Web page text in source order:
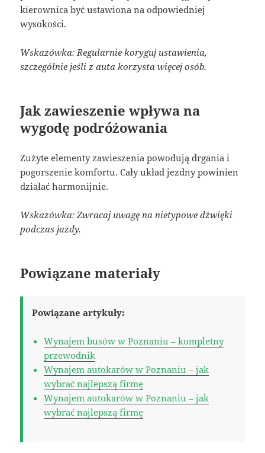
kierownica być ustawiona na odpowiedniej
wysokości.
Wskazówka: Regularnie koryguj ustawienia,
szczególnie jeśli z auta korzysta więcej osób.
Jak zawieszenie wpływa na
wygodę podróżowania
Zużyte elementy zawieszenia powodują drgania i
pogorszenie komfortu. Cały układ jezdny powinien
działać harmonijnie.
Wskazówka: Zwracaj uwagę na nietypowe dźwięki
podczas jazdy.
Powiązane materiały
Powiązane artykuły:
Wynajem busów w Poznaniu – kompletny
przewodnik
Wynajem autokarów w Poznaniu – jak
wybrać najlepszą firmę
Wynajem autokarów w Poznaniu – jak
wybrać najlepszą firmę